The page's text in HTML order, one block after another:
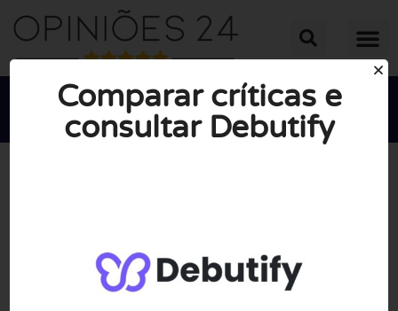

Comparar críticas e
consultar Debutify